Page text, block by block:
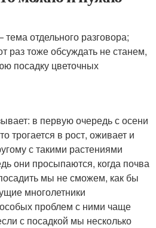
отдельного разговора;
раз тоже обсуждать не станем,
посадку цветочных
в первую очередь с осени
трогается в рост, оживает и
с такими растениями
они просыпаются, когда почва
мы не сможем, как бы
многолетники
проблем с ними чаще
с посадкой мы несколько